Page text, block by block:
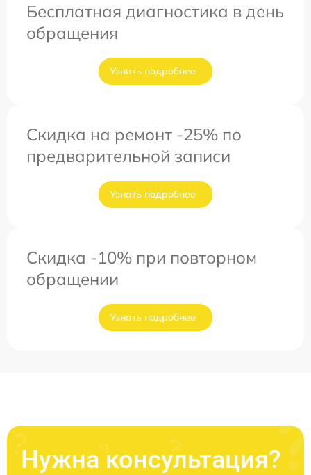
Бесплатная диагностика в день
обращения
Узнать подробнее
Скидка на ремонт -25% по
предварительной записи
Узнать подробнее
Скидка -10% при повторном
обращении
Узнать подробнее
Нужна консультация?